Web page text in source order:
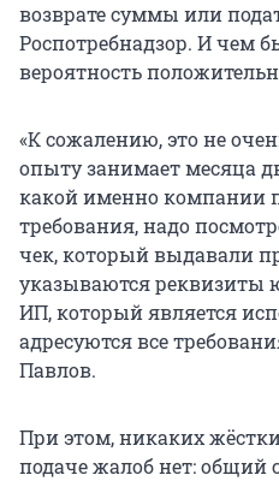
возврате суммы или
Роспотребнадзор. И чем
вероятность
«К сожалению, это не
опыту занимает месяца
какой именно компании
требования, надо
чек, который выдавали
указываются реквизиты
ИП, который является
адресуются все
Павлов.
При этом, никаких
подаче жалоб нет: общий